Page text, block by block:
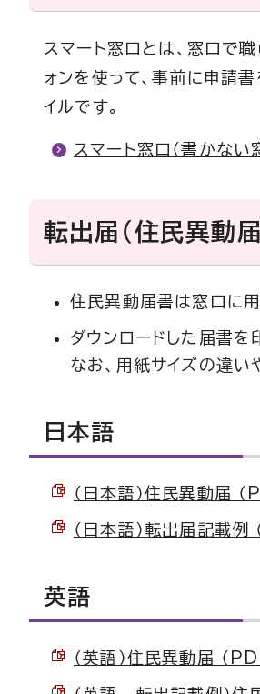
スマート窓口とは、窓口で
ォンを使って、事前に申請
イルです。
スマート窓口（書かない
転出届（住民異動
住民異動届書は窓口に用
ダウンロードした届書を
なお、用紙サイズの違い
日本語
（日本語）住民異動届
（日本語）転出届記載
英語
（英語）住民異動届 （